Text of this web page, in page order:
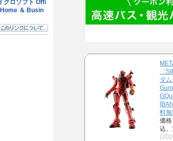
〈
ダ
料無
価
込